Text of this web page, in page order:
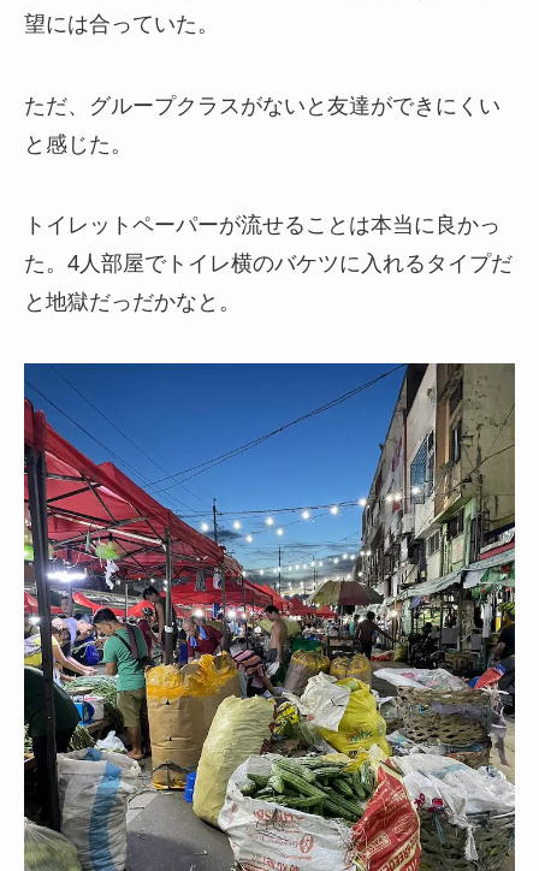
望には合っていた。
ただ、グループクラスがないと友達ができにくい
と感じた。
トイレットペーパーが流せることは本当に良かっ
た。4人部屋でトイレ横のバケツに入れるタイプだ
と地獄だっだかなと。